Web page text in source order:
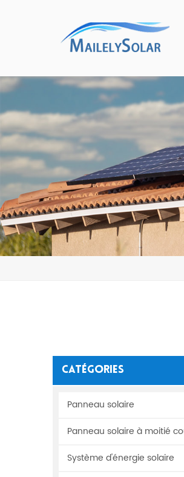
Catégories
Panneau solaire
Panneau solaire à moitié
Système d'énergie solaire